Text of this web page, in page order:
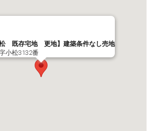
松 既存宅地 更地】建築条件なし売地
小松3132番